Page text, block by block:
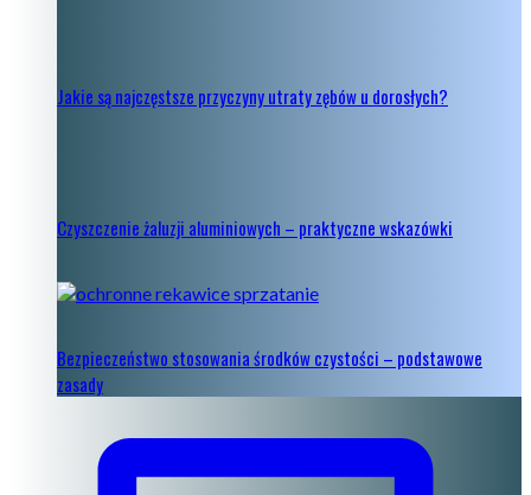
Jakie są najczęstsze przyczyny utraty zębów u dorosłych?
Czyszczenie żaluzji aluminiowych – praktyczne wskazówki
Bezpieczeństwo stosowania środków czystości – podstawowe
zasady